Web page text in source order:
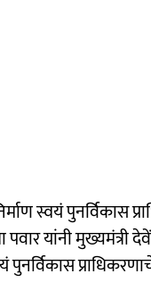
स्वयं पुनर्विकास
यांनी मुख्यमंत्री
पुनर्विकास